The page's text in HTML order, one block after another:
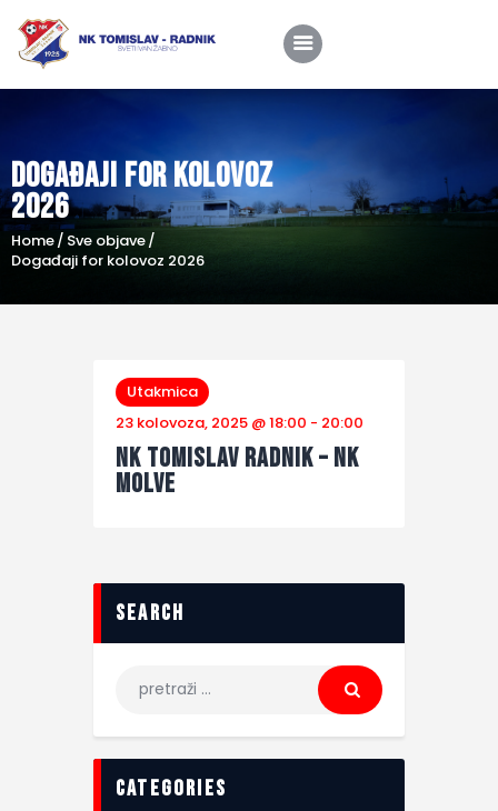
Događaji for kolovoz
2026
Home
Sve objave
Događaji for kolovoz 2026
Home
O nama
Utakmice
Škola nogometa
Shop
Kontakt
Utakmica
23 kolovoza, 2025 @ 18:00 - 20:00
NK Tomislav Radnik – NK
Molve
search
categories